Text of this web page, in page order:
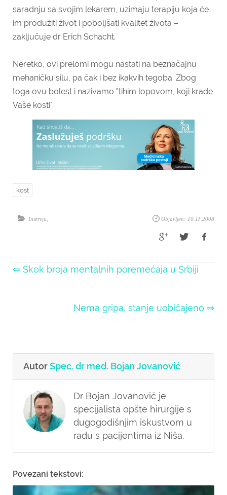
saradnju sa svojim lekarem, uzimaju terapiju koja će
im produžiti život i poboljšati kvalitet života –
zaključuje dr Erich Schacht.
Neretko, ovi prelomi mogu nastati na beznačajnu
mehaničku silu, pa čak i bez ikakvih tegoba. Zbog
toga ovu bolest i nazivamo "tihim lopovom, koji krade
Vaše kosti".
kost
Objavljen: 10.11.2008
Intervju
⇐ Skok broja mentalnih poremećaja u Srbiji
Nema gripa, stanje uobičajeno ⇒
AutorSpec. dr med. Bojan Jovanović
Dr Bojan Jovanović je
specijalista opšte hirurgije s
dugogodišnjim iskustvom u
radu s pacijentima iz Niša.
Povezani tekstovi: